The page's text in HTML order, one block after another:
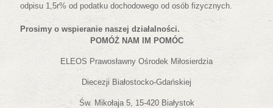
odpisu 1,5r% od podatku dochodowego od osób fizycznych.
Prosimy o wspieranie naszej działalności.
POMÓŻ NAM IM POMÓC
ELEOS Prawosławny Ośrodek Miłosierdzia
Diecezji Białostocko-Gdańskiej
Św. Mikołaja 5, 15-420 Białystok